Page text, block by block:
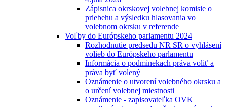
Zápisnica okrskovej volebnej komisie o
priebehu a výsledku hlasovania vo
volebnom okrsku v referende
Voľby do Európskeho parlamentu 2024
Rozhodnutie predsedu NR SR o vyhlásení
volieb do Európskeho parlamentu
Informácia o podminekach práva voliť a
práva byť volený
Oznámenie o utvorení volebného okrsku a
o určení volebnej miestnosti
Oznámenie - zapisovateľka OVK